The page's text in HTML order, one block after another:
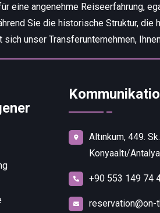
eine angenehme Reiseerfahrung,
Sie die historische Struktur,
unser Transferunternehmen,
Altınkum, 449.
Konyaaltı/Antalya
+90 553 149 74
reservation@on-